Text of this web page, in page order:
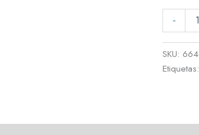
-
metros
(GWX
265)
cantidad
SKU: 664
Etiquetas: